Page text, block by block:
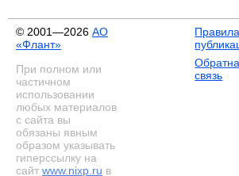
© 2001—2026 АО
«Флант»
При полном или
частичном
использовании
любых материалов
с сайта вы
обязаны явным
образом указывать
гиперссылку на
сайт www.nixp.ru в
Правила
связь